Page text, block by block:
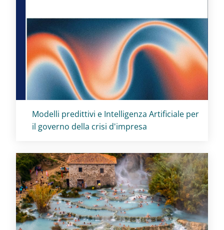
Titolo card:
Modelli predittivi e Intelligenza Artificiale per
il governo della crisi d'impresa